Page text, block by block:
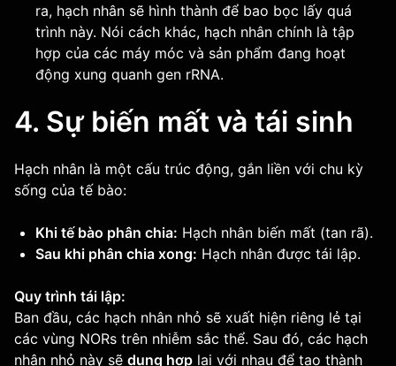
ra, hạch nhân sẽ hình thành để bao bọc lấy quá
trình này. Nói cách khác, hạch nhân chính là tập
hợp của các máy móc và sản phẩm đang hoạt
động xung quanh gen rRNA.
4. Sự biến mất và tái sinh
Hạch nhân là một cấu trúc động, gắn liền với chu kỳ
sống của tế bào:
Khi tế bào phân chia: Hạch nhân biến mất (tan rã).
Sau khi phân chia xong: Hạch nhân được tái lập.
Quy trình tái lập:
Ban đầu, các hạch nhân nhỏ sẽ xuất hiện riêng lẻ tại
các vùng NORs trên nhiễm sắc thể. Sau đó, các hạch
nhân nhỏ này sẽ dung hợp lại với nhau để tạo thành